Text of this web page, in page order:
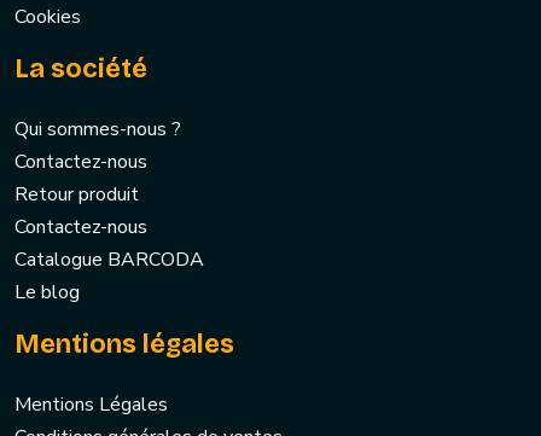
Cookies
La société
Qui sommes-nous ?
Contactez-nous
Retour produit
Contactez-nous
Catalogue BARCODA
Le blog
Mentions légales
Mentions Légales